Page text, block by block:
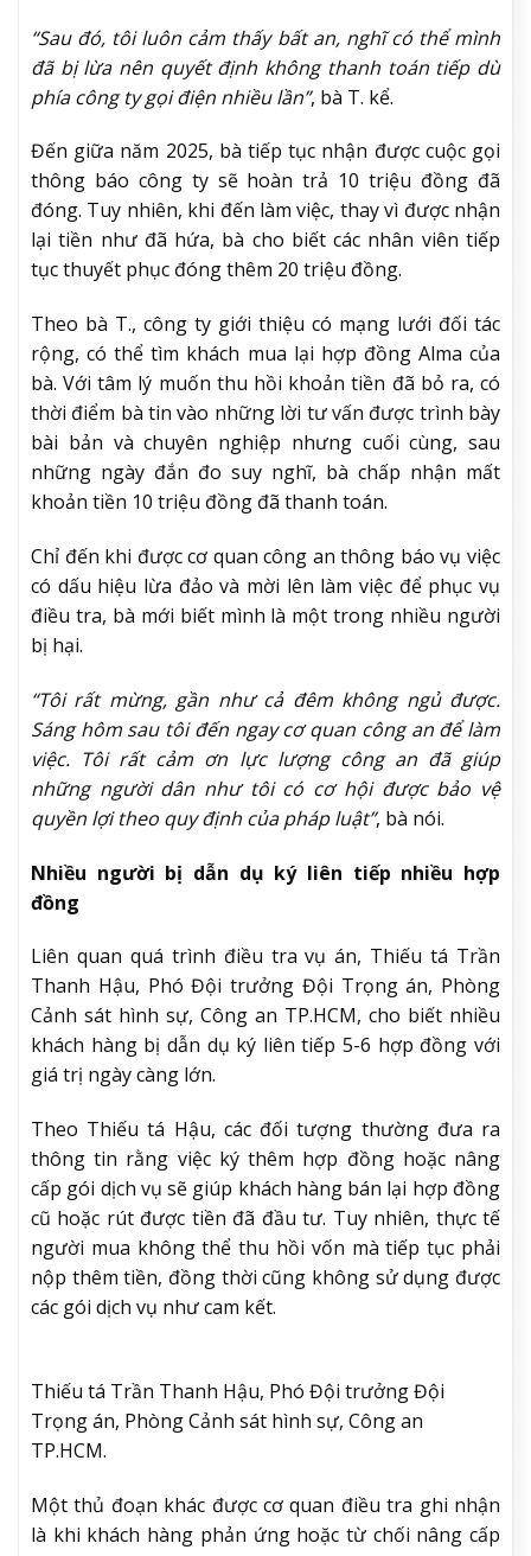
“Sau đó, tôi luôn cảm thấy bất an, nghĩ có thể mình
đã bị lừa nên quyết định không thanh toán tiếp dù
phía công ty gọi điện nhiều lần”, bà T. kể.
Đến giữa năm 2025, bà tiếp tục nhận được cuộc gọi
thông báo công ty sẽ hoàn trả 10 triệu đồng đã
đóng. Tuy nhiên, khi đến làm việc, thay vì được nhận
lại tiền như đã hứa, bà cho biết các nhân viên tiếp
tục thuyết phục đóng thêm 20 triệu đồng.
Theo bà T., công ty giới thiệu có mạng lưới đối tác
rộng, có thể tìm khách mua lại hợp đồng Alma của
bà. Với tâm lý muốn thu hồi khoản tiền đã bỏ ra, có
thời điểm bà tin vào những lời tư vấn được trình bày
bài bản và chuyên nghiệp nhưng cuối cùng, sau
những ngày đắn đo suy nghĩ, bà chấp nhận mất
khoản tiền 10 triệu đồng đã thanh toán.
Chỉ đến khi được cơ quan công an thông báo vụ việc
có dấu hiệu lừa đảo và mời lên làm việc để phục vụ
điều tra, bà mới biết mình là một trong nhiều người
bị hại.
“Tôi rất mừng, gần như cả đêm không ngủ được.
Sáng hôm sau tôi đến ngay cơ quan công an để làm
việc. Tôi rất cảm ơn lực lượng công an đã giúp
những người dân như tôi có cơ hội được bảo vệ
quyền lợi theo quy định của pháp luật”, bà nói.
Nhiều người bị dẫn dụ ký liên tiếp nhiều hợp
đồng
Liên quan quá trình điều tra vụ án, Thiếu tá Trần
Thanh Hậu, Phó Đội trưởng Đội Trọng án, Phòng
Cảnh sát hình sự, Công an TP.HCM, cho biết nhiều
khách hàng bị dẫn dụ ký liên tiếp 5-6 hợp đồng với
giá trị ngày càng lớn.
Theo Thiếu tá Hậu, các đối tượng thường đưa ra
thông tin rằng việc ký thêm hợp đồng hoặc nâng
cấp gói dịch vụ sẽ giúp khách hàng bán lại hợp đồng
cũ hoặc rút được tiền đã đầu tư. Tuy nhiên, thực tế
người mua không thể thu hồi vốn mà tiếp tục phải
nộp thêm tiền, đồng thời cũng không sử dụng được
các gói dịch vụ như cam kết.
Thiếu tá Trần Thanh Hậu, Phó Đội trưởng Đội
Trọng án, Phòng Cảnh sát hình sự, Công an
TP.HCM.
Một thủ đoạn khác được cơ quan điều tra ghi nhận
là khi khách hàng phản ứng hoặc từ chối nâng cấp